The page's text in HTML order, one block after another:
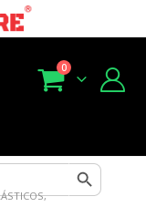
Search Button
0
,